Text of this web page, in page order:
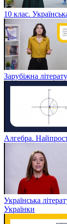
10 клас.
Зарубіжна
Алгебра.
Українська
Українки